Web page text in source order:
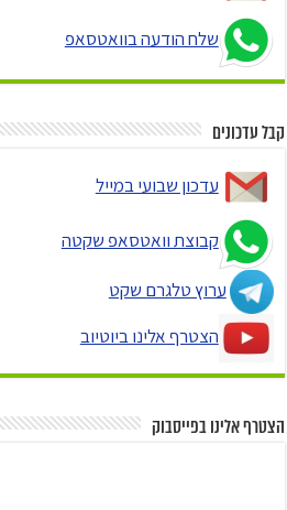
שלח הודעה בוואטסאפ
קבל עדכונים
עדכון שבועי במייל
קבוצת וואטסאפ שקטה
ערוץ טלגרם שקט
הצטרף אלינו ביוטיוב
הצטרף אלינו בפייסבוק